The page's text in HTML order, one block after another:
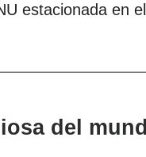
estacionada en
del